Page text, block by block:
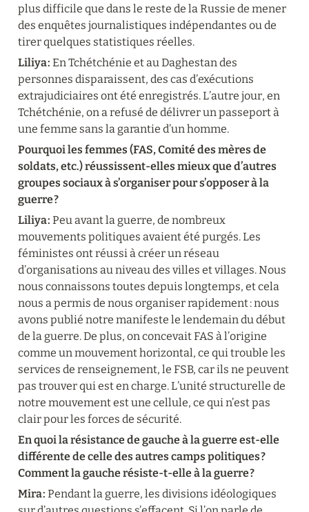
plus difficile que dans le reste de la Russie de mener
des enquêtes journalistiques indépendantes ou de
tirer quelques statistiques réelles.
Liliya : En Tchétchénie et au Daghestan des
personnes disparaissent, des cas d’exécutions
extrajudiciaires ont été enregistrés. L’autre jour, en
Tchétchénie, on a refusé de délivrer un passeport à
une femme sans la garantie d’un homme.
Pourquoi les femmes (FAS, Comité des mères de
soldats, etc.) réussissent-elles mieux que d’autres
groupes sociaux à s’organiser pour s’opposer à la
guerre ?
Liliya : Peu avant la guerre, de nombreux
mouvements politiques avaient été purgés. Les
féministes ont réussi à créer un réseau
d’organisations au niveau des villes et villages. Nous
nous connaissons toutes depuis longtemps, et cela
nous a permis de nous organiser rapidement : nous
avons publié notre manifeste le lendemain du début
de la guerre. De plus, on concevait FAS à l’origine
comme un mouvement horizontal, ce qui trouble les
services de renseignement, le FSB, car ils ne peuvent
pas trouver qui est en charge. L’unité structurelle de
notre mouvement est une cellule, ce qui n’est pas
clair pour les forces de sécurité.
En quoi la résistance de gauche à la guerre est-elle
différente de celle des autres camps politiques ?
Comment la gauche résiste-t-elle à la guerre ?
Mira : Pendant la guerre, les divisions idéologiques